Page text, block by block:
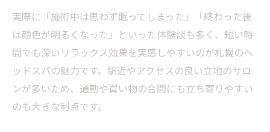
実際に「施術中は思わず眠ってしまった」「終わった後
は顔色が明るくなった」といった体験談も多く、短い時
間でも深いリラックス効果を実感しやすいのが札幌のヘ
ッドスパの魅力です。駅近やアクセスの良い立地のサロ
ンが多いため、通勤や買い物の合間にも立ち寄りやすい
のも大きな利点です。